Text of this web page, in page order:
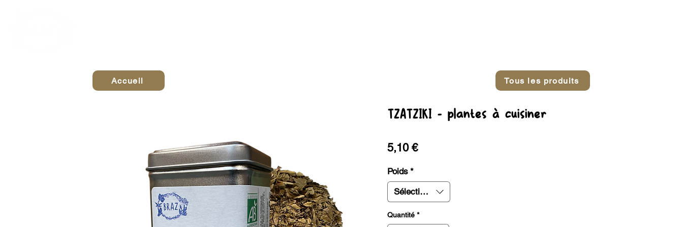
Accueil Tous les produits
TZATZIKI - plantes à cuisiner
5,10 €Prix
Poids *
Sélectionner
Quantité *